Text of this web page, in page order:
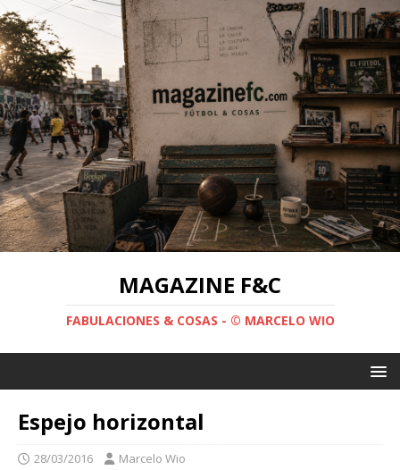
MAGAZINE F&C
FABULACIONES & COSAS - © MARCELO WIO
Espejo horizontal
28/03/2016 Marcelo Wio